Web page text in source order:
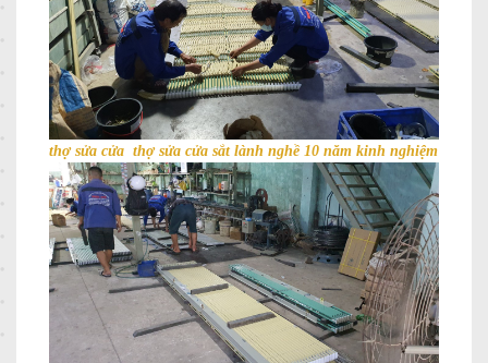
thợ sửa cửa thợ sửa cửa sắt lành nghề 10 năm kinh nghiệm